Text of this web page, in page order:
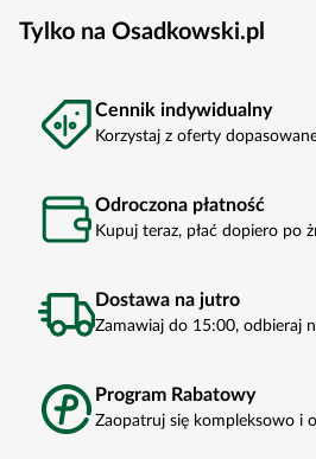
Tylko na Osadkowski.pl
Cennik indywidualny
Korzystaj z oferty
Odroczona płatność
Kupuj teraz, płać dopiero po
Dostawa na jutro
Zamawiaj do 15:00, odbieraj
Program Rabatowy
Zaopatruj się kompleksowo i